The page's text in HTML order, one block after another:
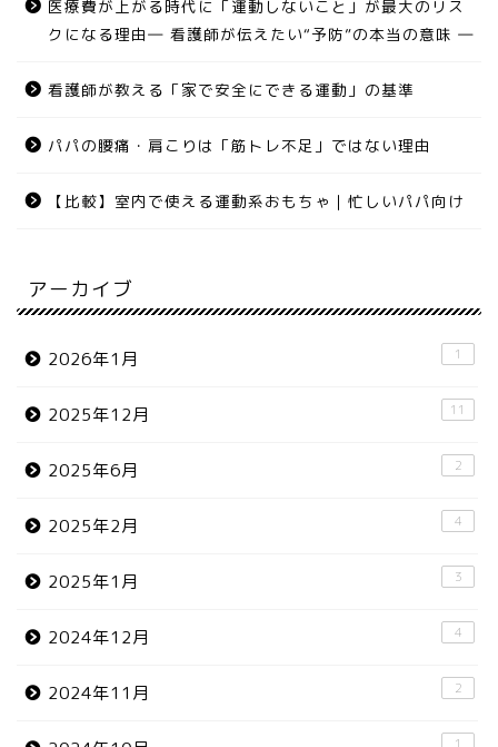
医療費が上がる時代に「運動しないこと」が最大のリス
クになる理由― 看護師が伝えたい“予防”の本当の意味 ―
看護師が教える「家で安全にできる運動」の基準
パパの腰痛・肩こりは「筋トレ不足」ではない理由
【比較】室内で使える運動系おもちゃ｜忙しいパパ向け
アーカイブ
2026年1月 1
2025年12月 11
2025年6月 2
2025年2月 4
2025年1月 3
2024年12月 4
2024年11月 2